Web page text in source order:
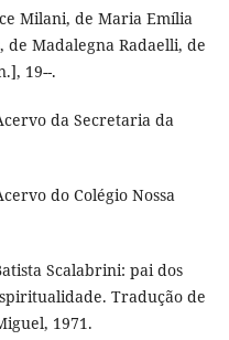
Milani, de Maria Emília
Madalegna Radaelli, de
19--.
da Secretaria da
do Colégio Nossa
Scalabrini: pai dos
Tradução de
1971.